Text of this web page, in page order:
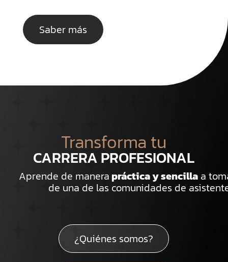
Saber más
Transforma tu
CARRERA PROFESIONAL
Aprende de manera práctica y sencilla a
de una de las comunidades de
¿Quiénes somos?